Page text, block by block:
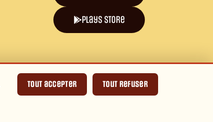
Tout accepter Tout refuser
plays store